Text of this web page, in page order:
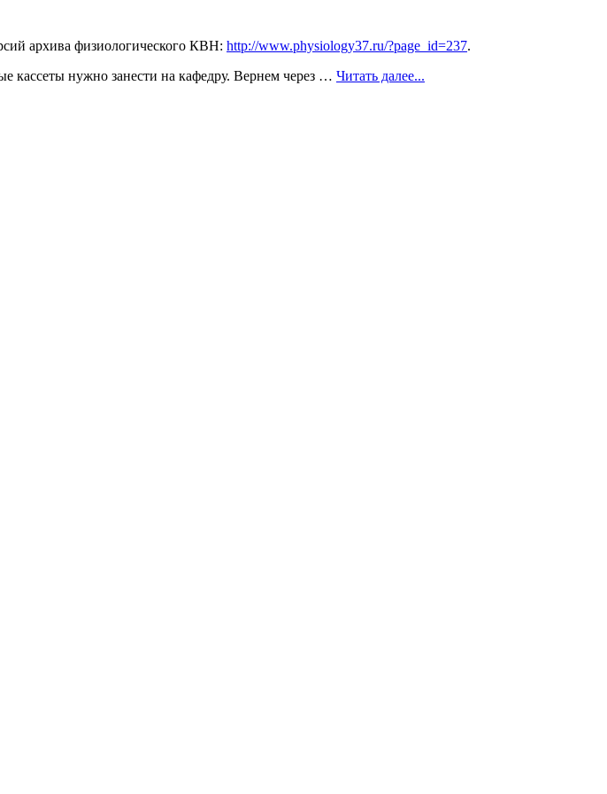
архива физиологического КВН: http://www.physiology37.ru/?page_id=237.
кассеты нужно занести на кафедру. Вернем через … Читать далее...